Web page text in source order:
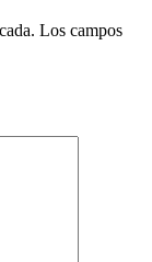
Los campos